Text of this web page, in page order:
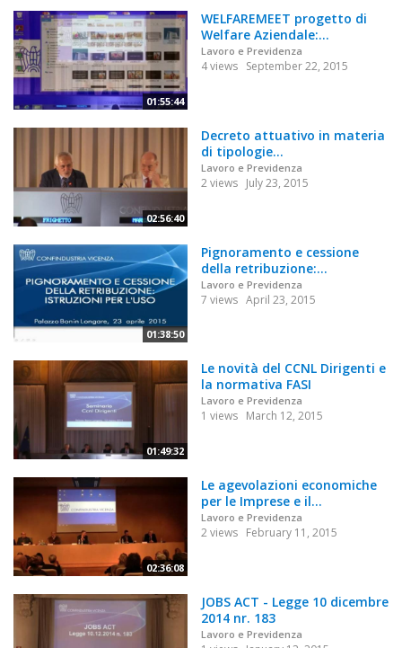
01:55:44
WELFAREMEET progetto di
Welfare Aziendale:...
Lavoro e Previdenza
4 views September 22, 2015
02:56:40
Decreto attuativo in materia
di tipologie...
Lavoro e Previdenza
2 views July 23, 2015
01:38:50
Pignoramento e cessione
della retribuzione:...
Lavoro e Previdenza
7 views April 23, 2015
01:49:32
Le novità del CCNL Dirigenti e
la normativa FASI
Lavoro e Previdenza
1 views March 12, 2015
02:36:08
Le agevolazioni economiche
per le Imprese e il...
Lavoro e Previdenza
2 views February 11, 2015
JOBS ACT - Legge 10 dicembre
2014 nr. 183
Lavoro e Previdenza